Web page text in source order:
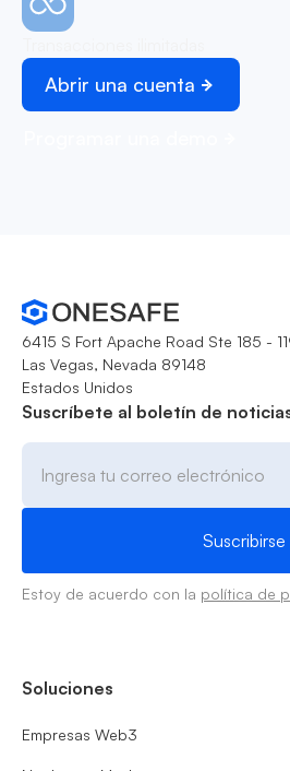
Abrir una cuenta
6415 S Fort Apache Road Ste 185 -
Las Vegas, Nevada 89148
Estados Unidos
Suscríbete al boletín de
Estoy de acuerdo con la política de
Soluciones
Empresas Web3